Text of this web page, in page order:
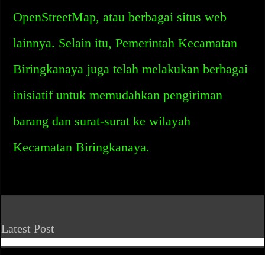
OpenStreetMap, atau berbagai situs web
lainnya. Selain itu, Pemerintah Kecamatan
Biringkanaya juga telah melakukan berbagai
inisiatif untuk memudahkan pengiriman
barang dan surat-surat ke wilayah
Kecamatan Biringkanaya.
Latest Post